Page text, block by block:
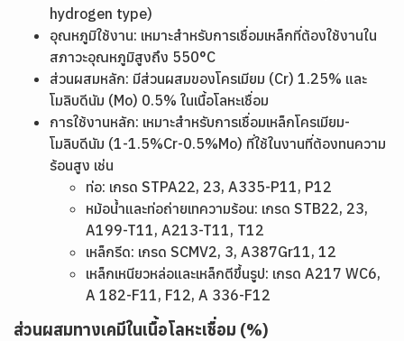
hydrogen type)
อุณหภูมิใช้งาน: เหมาะสำหรับการเชื่อมเหล็กที่ต้องใช้งานใน
สภาวะอุณหภูมิสูงถึง 550°C
ส่วนผสมหลัก: มีส่วนผสมของโครเมียม (Cr) 1.25% และ
โมลิบดีนัม (Mo) 0.5% ในเนื้อโลหะเชื่อม
การใช้งานหลัก: เหมาะสำหรับการเชื่อมเหล็กโครเมียม-
โมลิบดีนัม (1-1.5%Cr-0.5%Mo) ที่ใช้ในงานที่ต้องทนความ
ร้อนสูง เช่น
ท่อ: เกรด STPA22, 23, A335-P11, P12
หม้อน้ำและท่อถ่ายเทความร้อน: เกรด STB22, 23,
A199-T11, A213-T11, T12
เหล็กรีด: เกรด SCMV2, 3, A387Gr11, 12
เหล็กเหนียวหล่อและเหล็กตีขึ้นรูป: เกรด A217 WC6,
A 182-F11, F12, A 336-F12
ส่วนผสมทางเคมีในเนื้อโลหะเชื่อม (%)